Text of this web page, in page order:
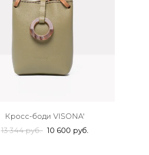
Кросс-боди VISONA'
13 344 руб. 10 600 руб.